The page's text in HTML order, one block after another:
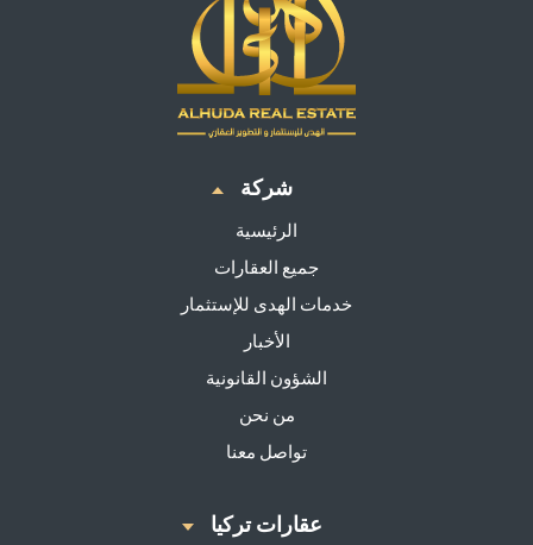
شركة
الرئيسية
جميع العقارات
خدمات الهدى للإستثمار
الأخبار
الشؤون القانونية
من نحن
تواصل معنا
عقارات تركيا